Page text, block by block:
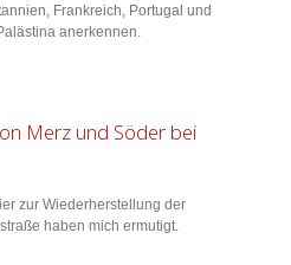
Frankreich, Portugal und
anerkennen.
Merz und Söder bei
zur Wiederherstellung der
haben mich ermutigt.